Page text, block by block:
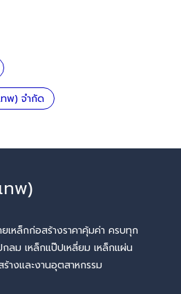
พ) จำกัด
พ)
เหล็กก่อสร้างราคาคุ้มค่า ครบทุก
ลม เหล็กแป๊ปเหลี่ยม เหล็กแผ่น
างและงานอุตสาหกรรม